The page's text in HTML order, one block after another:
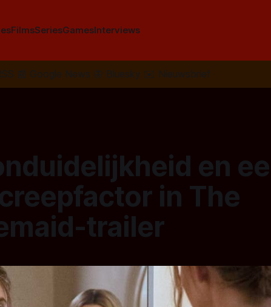
FilmsSeriesGamesInterviews
📰 Google News 🦋 Bluesky ✉️ Nieuwsbrief
en
in The
trailer